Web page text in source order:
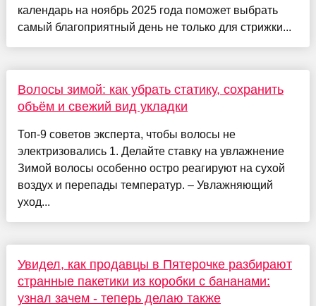
календарь на ноябрь 2025 года поможет выбрать
самый благоприятный день не только для стрижки...
Волосы зимой: как убрать статику, сохранить
объём и свежий вид укладки
Топ-9 советов эксперта, чтобы волосы не
электризовались 1. Делайте ставку на увлажнение
Зимой волосы особенно остро реагируют на сухой
воздух и перепады температур. – Увлажняющий
уход...
Увидел, как продавцы в Пятерочке разбирают
странные пакетики из коробки с бананами:
узнал зачем - теперь делаю также